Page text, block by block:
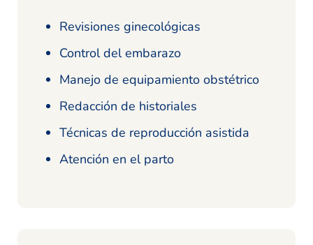
Revisiones ginecológicas
Control del embarazo
Manejo de equipamiento obstétrico
Redacción de historiales
Técnicas de reproducción asistida
Atención en el parto